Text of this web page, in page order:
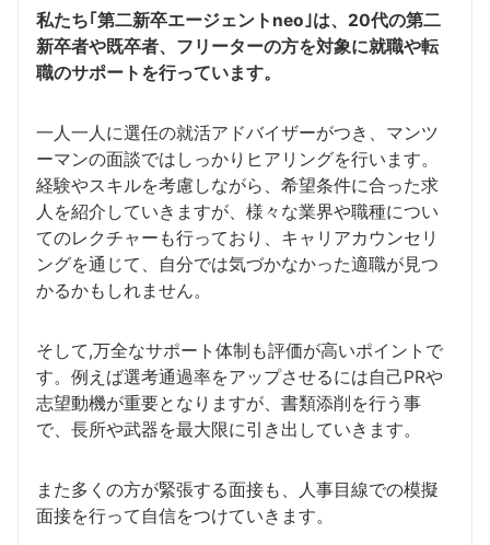
私たち｢第二新卒エージェントneo｣は、20代の第二
新卒者や既卒者、フリーターの方を対象に就職や転
職のサポートを行っています。
一人一人に選任の就活アドバイザーがつき、マンツ
ーマンの面談ではしっかりヒアリングを行います。
経験やスキルを考慮しながら、希望条件に合った求
人を紹介していきますが、様々な業界や職種につい
てのレクチャーも行っており、キャリアカウンセリ
ングを通じて、自分では気づかなかった適職が見つ
かるかもしれません。
そして,万全なサポート体制も評価が高いポイントで
す。例えば選考通過率をアップさせるには自己PRや
志望動機が重要となりますが、書類添削を行う事
で、長所や武器を最大限に引き出していきます。
また多くの方が緊張する面接も、人事目線での模擬
面接を行って自信をつけていきます。